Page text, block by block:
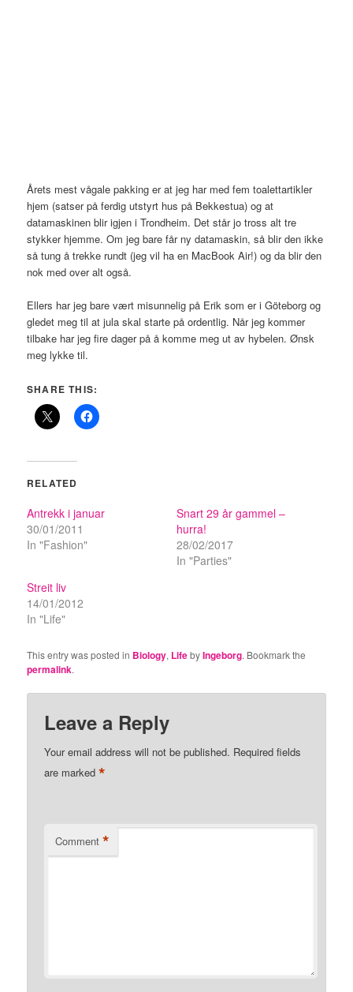
Årets mest vågale pakking er at jeg har med fem toalettartikler
hjem (satser på ferdig utstyrt hus på Bekkestua) og at
datamaskinen blir igjen i Trondheim. Det står jo tross alt tre
stykker hjemme. Om jeg bare får ny datamaskin, så blir den ikke
så tung å trekke rundt (jeg vil ha en MacBook Air!) og da blir den
nok med over alt også.
Ellers har jeg bare vært misunnelig på Erik som er i Göteborg og
gledet meg til at jula skal starte på ordentlig. Når jeg kommer
tilbake har jeg fire dager på å komme meg ut av hybelen. Ønsk
meg lykke til.
SHARE THIS:
RELATED
Antrekk i januar
30/01/2011
In "Fashion"
Snart 29 år gammel –
hurra!
28/02/2017
In "Parties"
Streit liv
14/01/2012
In "Life"
This entry was posted in Biology, LifebyIngeborg. Bookmark the
permalink.
Leave a Reply
Your email address will not be published. Required fields
are marked*
Comment *